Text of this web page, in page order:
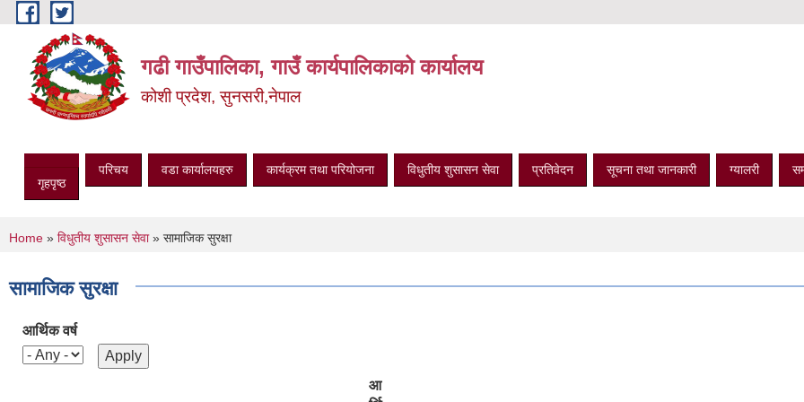
Skip to main content
गढी गाउँपालिका, गाउँ कार्यपालिकाको कार्यालय
कोशी प्रदेश, सुनसरी,नेपाल
गृहपृष्ठ
परिचय वडा कार्यालयहरु कार्यक्रम तथा परियोजना विधुतीय शुसासन सेवा प्रतिवेदन सूचना तथा जानकारी ग्यालरी
You are here
Home » विधुतीय शुसासन सेवा» सामाजिक सुरक्षा
सामाजिक सुरक्षा
आर्थिक वर्ष
आ